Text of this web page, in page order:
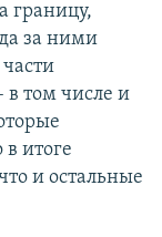
границу,
за ними
в том числе и
итоге
и остальные